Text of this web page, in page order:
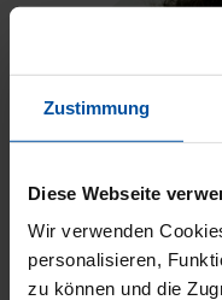
Zustimmung
Diese Webseite
Wir verwenden
personalisieren,
zu können und die